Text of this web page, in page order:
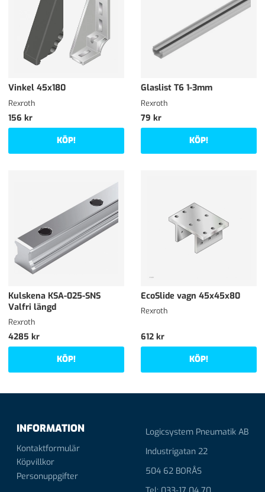
Vinkel 45x180
Rexroth
156 kr
KÖP!
Glaslist T6 1-3mm
Rexroth
79 kr
KÖP!
Kulskena KSA-025-SNS
Valfri längd
Rexroth
4285 kr
KÖP!
EcoSlide vagn 45x45x80
Rexroth
612 kr
KÖP!
INFORMATION
Kontaktformulär
Köpvillkor
Personuppgifter
Logicsystem Pneumatik AB
Industrigatan 22
504 62 BORÅS